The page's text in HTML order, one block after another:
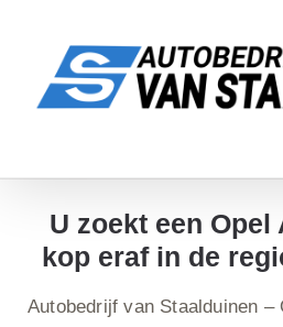
inhoud
U zoekt een Opel
kop eraf in de
Autobedrijf van Staalduinen –